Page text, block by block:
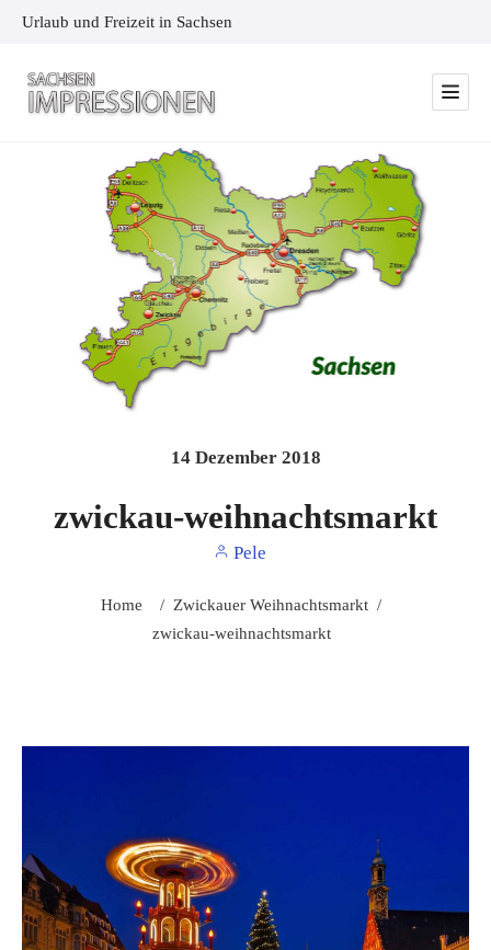
Urlaub und Freizeit in Sachsen
14 Dezember 2018
zwickau-weihnachtsmarkt
Pele
Home / Zwickauer Weihnachtsmarkt /
zwickau-weihnachtsmarkt